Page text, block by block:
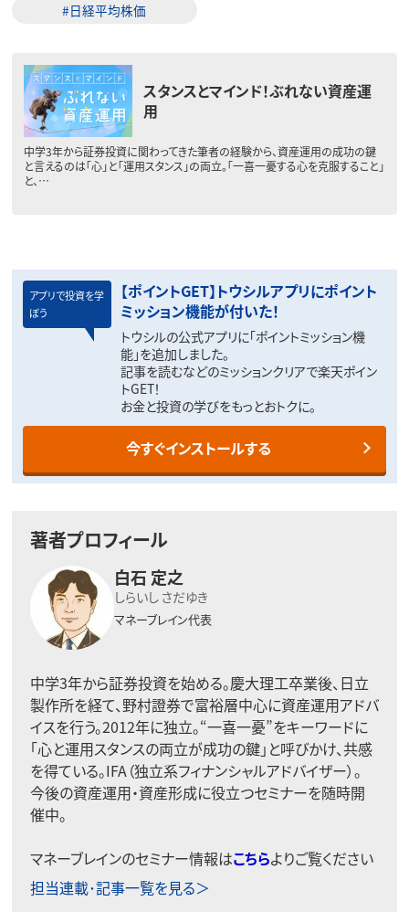
#日経平均株価
スタンスとマインド！ぶれない資産運
用
中学3年から証券投資に関わってきた筆者の経験から、資産運用の成功の鍵
と言えるのは「心」と「運用スタンス」の両立。「一喜一憂する心を克服すること」
と、…
アプリで投資を学
ぼう
【ポイントGET】トウシルアプリにポイント
ミッション機能が付いた！
トウシルの公式アプリに「ポイントミッション機
能」を追加しました。
記事を読むなどのミッションクリアで楽天ポイン
トGET！
お金と投資の学びをもっとおトクに。
今すぐインストールする
著者プロフィール
白石 定之
しらいし さだゆき
マネーブレイン代表
中学3年から証券投資を始める。慶大理工卒業後、日立
製作所を経て、野村證券で富裕層中心に資産運用アドバ
イスを行う。2012年に独立。“一喜一憂”をキーワードに
「心と運用スタンスの両立が成功の鍵」と呼びかけ、共感
を得ている。IFA（独立系フィナンシャルアドバイザー）。
今後の資産運用・資産形成に役立つセミナーを随時開
催中。
マネーブレインのセミナー情報はこちらよりご覧ください
担当連載･記事一覧を見る＞